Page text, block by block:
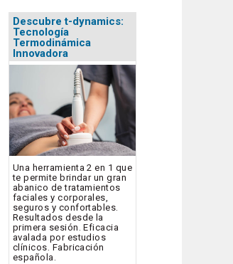
Descubre t-dynamics:
Tecnología
Termodinámica
Innovadora
Una herramienta 2 en 1 que
te permite brindar un gran
abanico de tratamientos
faciales y corporales,
seguros y confortables.
Resultados desde la
primera sesión. Eficacia
avalada por estudios
clínicos. Fabricación
española.